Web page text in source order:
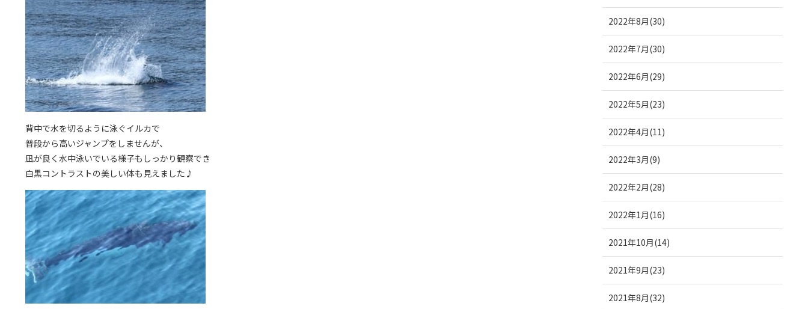
背中で水を切るように泳ぐイルカで
普段から高いジャンプをしませんが、
凪が良く水中泳いでいる様子もしっかり観察でき
白黒コントラストの美しい体も見えました♪
2022年8月(30)
2022年7月(30)
2022年6月(29)
2022年5月(23)
2022年4月(11)
2022年3月(9)
2022年2月(28)
2022年1月(16)
2021年10月(14)
2021年9月(23)
2021年8月(32)